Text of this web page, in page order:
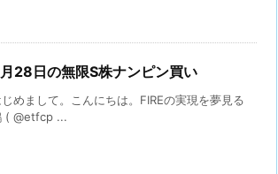
28日の無限S株ナンピン買い
じめまして。こんにちは。FIREの実現を夢見る
( @etfcp ...